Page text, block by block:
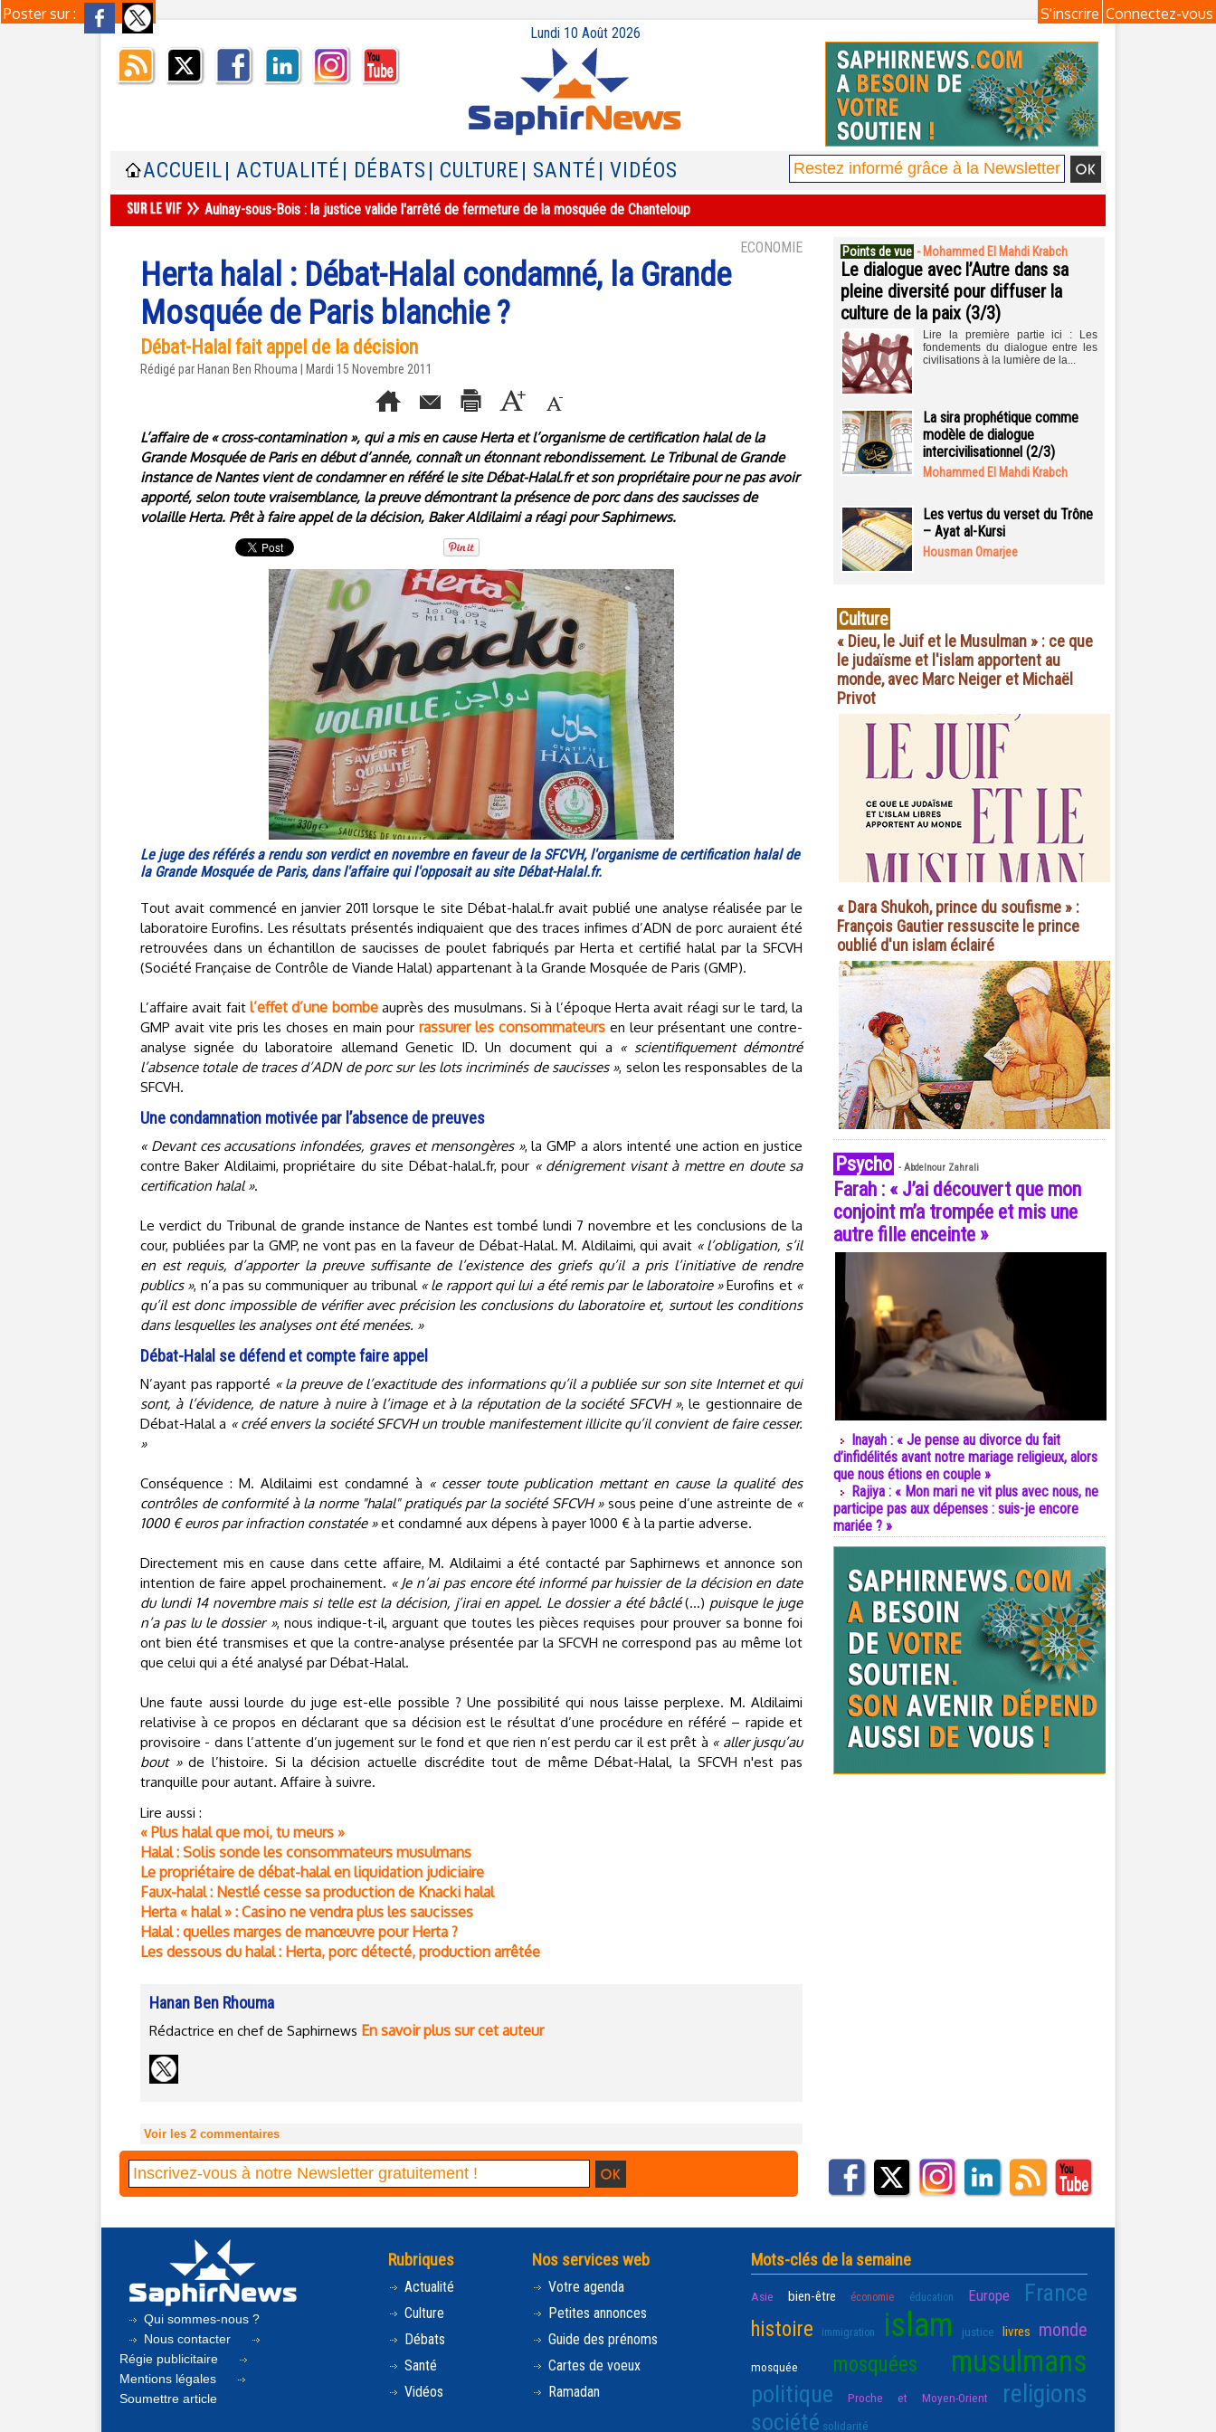
Poster sur : Connectez-vous
S'inscrire
Lundi 10 Août 2026
ACCUEIL | ACTUALITÉ | DÉBATS | CULTURE | SANTÉ | VIDÉOS
Aulnay-sous-Bois : la justice valide l'arrêté de fermeture de la mosquée de Chanteloup
ECONOMIE
Herta halal : Débat-Halal condamné, la Grande
Mosquée de Paris blanchie ?
Débat-Halal fait appel de la décision
Rédigé par Hanan Ben Rhouma | Mardi 15 Novembre 2011
L’affaire de « cross-contamination », qui a mis en cause Herta et l’organisme de certification halal de la
Grande Mosquée de Paris en début d’année, connaît un étonnant rebondissement. Le Tribunal de Grande
instance de Nantes vient de condamner en référé le site Débat-Halal.fr et son propriétaire pour ne pas avoir
apporté, selon toute vraisemblance, la preuve démontrant la présence de porc dans des saucisses de
volaille Herta. Prêt à faire appel de la décision, Baker Aldilaimi a réagi pour Saphirnews.
Le juge des référés a rendu son verdict en novembre en faveur de la SFCVH, l'organisme de certification halal de
la Grande Mosquée de Paris, dans l'affaire qui l'opposait au site Débat-Halal.fr.
Tout avait commencé en janvier 2011 lorsque le site Débat-halal.fr avait publié une analyse réalisée par le
laboratoire Eurofins. Les résultats présentés indiquaient que des traces infimes d’ADN de porc auraient été
retrouvées dans un échantillon de saucisses de poulet fabriqués par Herta et certifié halal par la SFCVH
(Société Française de Contrôle de Viande Halal) appartenant à la Grande Mosquée de Paris (GMP).
L’affaire avait fait l’effet d’une bombeauprès des musulmans. Si à l’époque Herta avait réagi sur le tard, la
GMP avait vite pris les choses en main pour rassurer les consommateurs en leur présentant une contre-
analyse signée du laboratoire allemand Genetic ID. Un document qui a « scientifiquement démontré
l’absence totale de traces d’ADN de porc sur les lots incriminés de saucisses », selon les responsables de la
SFCVH.
Une condamnation motivée par l’absence de preuves
« Devant ces accusations infondées, graves et mensongères », la GMP a alors intenté une action en justice
contre Baker Aldilaimi, propriétaire du site Débat-halal.fr, pour « dénigrement visant à mettre en doute sa
certification halal ».
Le verdict du Tribunal de grande instance de Nantes est tombé lundi 7 novembre et les conclusions de la
cour, publiées par la GMP, ne vont pas en la faveur de Débat-Halal. M. Aldilaimi, qui avait « l’obligation, s’il
en est requis, d’apporter la preuve suffisante de l’existence des griefs qu’il a pris l’initiative de rendre
publics », n’a pas su communiquer au tribunal « le rapport qui lui a été remis par le laboratoire »Eurofins et «
qu’il est donc impossible de vérifier avec précision les conclusions du laboratoire et, surtout les conditions
dans lesquelles les analyses ont été menées. »
Débat-Halal se défend et compte faire appel
N’ayant pas rapporté « la preuve de l’exactitude des informations qu’il a publiée sur son site Internet et qui
sont, à l’évidence, de nature à nuire à l’image et à la réputation de la société SFCVH », le gestionnaire de
Débat-Halal a « créé envers la société SFCVH un trouble manifestement illicite qu’il convient de faire cesser.
»
Conséquence : M. Aldilaimi est condamné à « cesser toute publication mettant en cause la qualité des
contrôles de conformité à la norme "halal" pratiqués par la société SFCVH »sous peine d’une astreinte de «
1000 € euros par infraction constatée »et condamné aux dépens à payer 1000 € à la partie adverse.
Directement mis en cause dans cette affaire, M. Aldilaimi a été contacté par Saphirnews et annonce son
intention de faire appel prochainement. « Je n’ai pas encore été informé par huissier de la décision en date
du lundi 14 novembre mais si telle est la décision, j’irai en appel. Le dossier a été bâclé(…) puisque le juge
n’a pas lu le dossier », nous indique-t-il, arguant que toutes les pièces requises pour prouver sa bonne foi
ont bien été transmises et que la contre-analyse présentée par la SFCVH ne correspond pas au même lot
que celui qui a été analysé par Débat-Halal.
Une faute aussi lourde du juge est-elle possible ? Une possibilité qui nous laisse perplexe. M. Aldilaimi
relativise à ce propos en déclarant que sa décision est le résultat d’une procédure en référé – rapide et
provisoire - dans l’attente d’un jugement sur le fond et que rien n’est perdu car il est prêt à « aller jusqu’au
bout »de l’histoire. Si la décision actuelle discrédite tout de même Débat-Halal, la SFCVH n'est pas
tranquille pour autant. Affaire à suivre.
Lire aussi :
« Plus halal que moi, tu meurs »
Halal : Solis sonde les consommateurs musulmans
Le propriétaire de débat-halal en liquidation judiciaire
Faux-halal : Nestlé cesse sa production de Knacki halal
Herta « halal » : Casino ne vendra plus les saucisses
Halal : quelles marges de manœuvre pour Herta ?
Les dessous du halal : Herta, porc détecté, production arrêtée
Hanan Ben Rhouma
Rédactrice en chef de Saphirnews En savoir plus sur cet auteur
Voir les 2 commentaires
Points de vue - Mohammed El Mahdi Krabch
Le dialogue avec l’Autre dans sa
pleine diversité pour diffuser la
culture de la paix (3/3)
Lire la première partie ici : Les
fondements du dialogue entre les
civilisations à la lumière de la...
La sira prophétique comme
modèle de dialogue
intercivilisationnel (2/3)
Mohammed El Mahdi Krabch
Les vertus du verset du Trône
– Ayat al-Kursi
Housman Omarjee
Culture
« Dieu, le Juif et le Musulman » : ce que
le judaïsme et l'islam apportent au
monde, avec Marc Neiger et Michaël
Privot
« Dara Shukoh, prince du soufisme » :
François Gautier ressuscite le prince
oublié d'un islam éclairé
Psycho - Abdelnour Zahrali
Farah : « J’ai découvert que mon
conjoint m’a trompée et mis une
autre fille enceinte »
Inayah : « Je pense au divorce du fait
d’infidélités avant notre mariage religieux, alors
que nous étions en couple »
Rajiya : « Mon mari ne vit plus avec nous, ne
participe pas aux dépenses : suis-je encore
mariée ? »
Qui sommes-nous ?
Nous contacter
Régie publicitaire
Mentions légales
Soumettre article
Rubriques
Actualité
Culture
Débats
Santé
Vidéos
Nos services web
Votre agenda
Petites annonces
Guide des prénoms
Cartes de voeux
Ramadan
Mots-clés de la semaine
Asie bien-être économie éducation Europe France
histoire immigration islam justice livres monde
mosquée mosquées musulmans
politique Proche et Moyen-Orient religions
société solidarité